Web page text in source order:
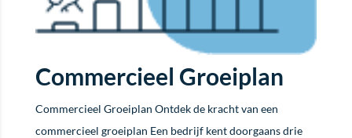
Commercieel Groeiplan
Commercieel Groeiplan Ontdek de kracht van een
commercieel groeiplan Een bedrijf kent doorgaans drie